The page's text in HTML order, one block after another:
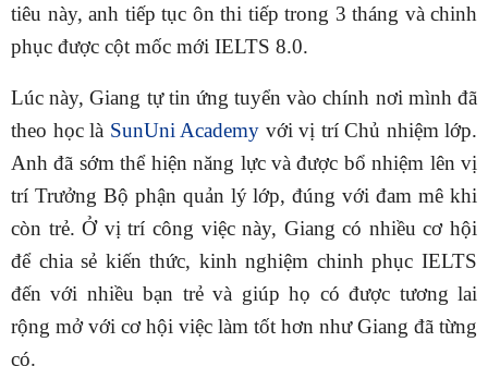
tiêu này, anh tiếp tục ôn thi tiếp trong 3 tháng và chinh
phục được cột mốc mới IELTS 8.0.
Lúc này, Giang tự tin ứng tuyển vào chính nơi mình đã
theo học là SunUni Academy với vị trí Chủ nhiệm lớp.
Anh đã sớm thể hiện năng lực và được bổ nhiệm lên vị
trí Trưởng Bộ phận quản lý lớp, đúng với đam mê khi
còn trẻ. Ở vị trí công việc này, Giang có nhiều cơ hội
để chia sẻ kiến thức, kinh nghiệm chinh phục IELTS
đến với nhiều bạn trẻ và giúp họ có được tương lai
rộng mở với cơ hội việc làm tốt hơn như Giang đã từng
có.